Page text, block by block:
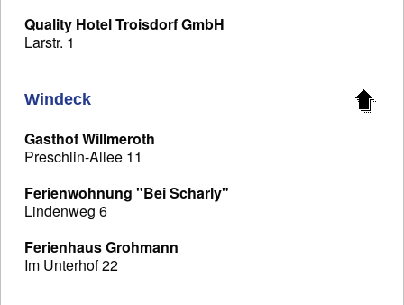
Quality Hotel Troisdorf GmbH
Larstr. 1
Windeck
Gasthof Willmeroth
Preschlin-Allee 11
Ferienwohnung "Bei Scharly"
Lindenweg 6
Ferienhaus Grohmann
Im Unterhof 22